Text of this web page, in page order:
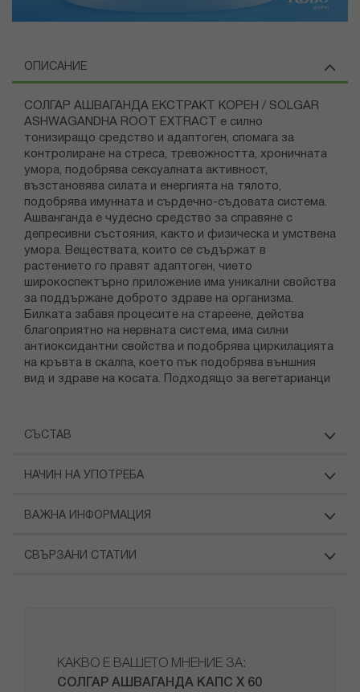
ОПИСАНИЕ
СОЛГАР АШВАГАНДА ЕКСТРАКТ КОРЕН / SOLGAR
ASHWAGANDHA ROOT EXTRACT е силно
тонизиращо средство и адаптоген, спомага за
контролиране на стреса, тревожността, хроничната
умора, подобрява сексуалната активност,
възстановява силата и енергията на тялото,
подобрява имунната и сърдечно-съдовата система.
Ашванганда е чудесно средство за справяне с
депресивни състояния, както и физическа и умствена
умора. Веществата, които се съдържат в
растението го правят адаптоген, чието
широкоспектърно приложение има уникални свойства
за поддържане доброто здраве на организма.
Билката забавя процесите на стареене, действа
благоприятно на нервната система, има силни
антиоксидантни свойства и подобрява циркилацията
на кръвта в скалпа, което пък подобрява външния
вид и здраве на косата. Подходящо за вегетарианци
СЪСТАВ
НАЧИН НА УПОТРЕБА
ВАЖНА ИНФОРМАЦИЯ
СВЪРЗАНИ СТАТИИ
КАКВО Е ВАШЕТО МНЕНИЕ ЗА:
СОЛГАР АШВАГАНДА КАПС Х 60